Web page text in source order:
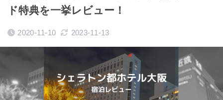
ド特典を一挙レビュー！
2020-11-10 2023-11-13